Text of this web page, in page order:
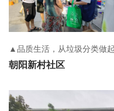
▲品质生活，从垃圾分类做起
朝阳新村社区